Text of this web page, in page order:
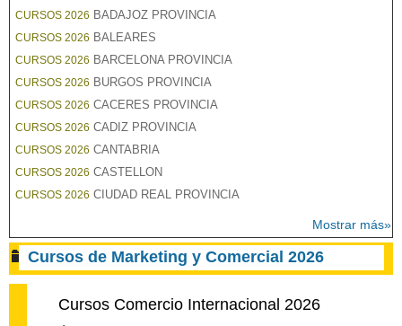
CURSOS 2026 BADAJOZ PROVINCIA
CURSOS 2026 BALEARES
CURSOS 2026 BARCELONA PROVINCIA
CURSOS 2026 BURGOS PROVINCIA
CURSOS 2026 CACERES PROVINCIA
CURSOS 2026 CADIZ PROVINCIA
CURSOS 2026 CANTABRIA
CURSOS 2026 CASTELLON
CURSOS 2026 CIUDAD REAL PROVINCIA
Mostrar más»
Cursos de Marketing y Comercial 2026
Cursos Comercio Internacional 2026